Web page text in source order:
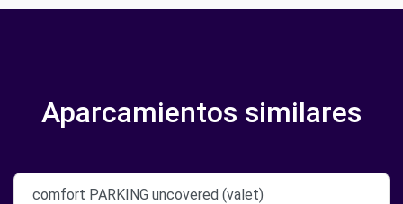
Aparcamientos similares
comfort PARKING uncovered (valet)